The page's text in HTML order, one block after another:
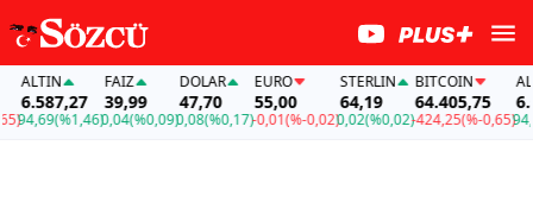
(%1,46)
FAİZ
39,99
0,04(%0,09)
DOLAR
47,70
0,08(%0,17)
EURO
55,00
-0,01(%-0,02)
STERLIN
64,19
0,02(%0,02)
BITCOIN
64.405,75
-424,25(%-0,65)
ALTIN
94,69